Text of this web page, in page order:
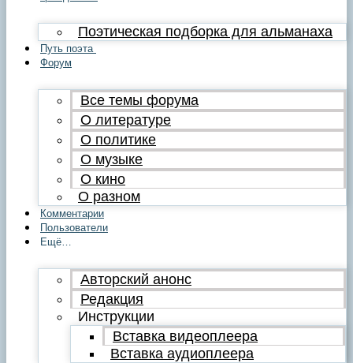
Поэтическая подборка для альманаха
Путь поэта
Форум
Все темы форума
О литературе
О политике
О музыке
О кино
О разном
Комментарии
Пользователи
Ещё…
Авторский анонс
Редакция
Инструкции
Вставка видеоплеера
Вставка аудиоплеера